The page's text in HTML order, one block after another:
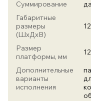
Суммирование
да
Габаритные
размеры
(ШхДхВ)
Размер
платформы, мм
Дополнительные
варианты
исполнения